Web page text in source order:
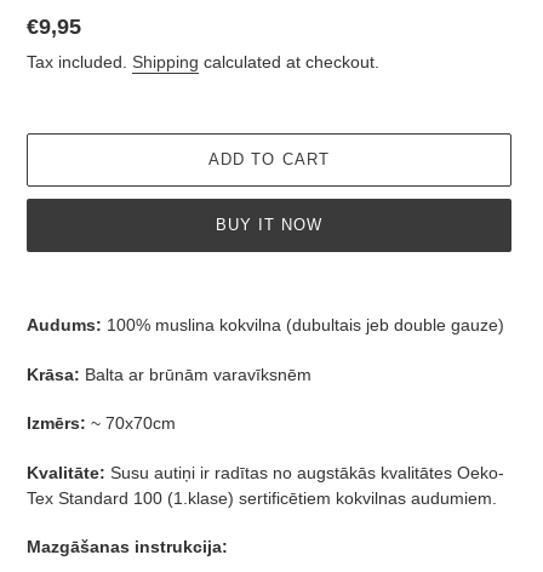
Regular
price
€9,95
Tax included. Shipping calculated at checkout.
ADD TO CART
BUY IT NOW
your
Audums: 100% muslina kokvilna (dubultais jeb double gauze)
Krāsa: Balta ar brūnām varavīksnēm
Izmērs: ~ 70x70cm
Kvalitāte: Susu autiņi ir radītas no augstākās kvalitātes Oeko-
Tex Standard 100 (1.klase) sertificētiem kokvilnas audumiem.
Mazgāšanas instrukcija: